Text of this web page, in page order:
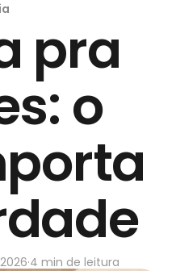
pra
o
·4 min de leitura